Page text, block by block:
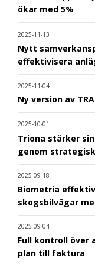
ökar med 5%
2025-11-13
Nytt
effektivisera
2025-11-04
Ny version av
2025-10-01
Triona stärker
genom
2025-09-18
Biometria
skogsbilvägar
2025-09-04
Full kontroll över
plan till faktura